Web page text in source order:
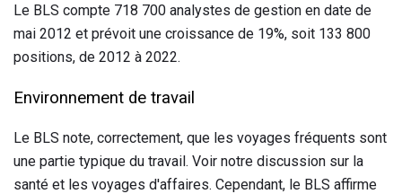
Le BLS compte 718 700 analystes de gestion en date de
mai 2012 et prévoit une croissance de 19%, soit 133 800
positions, de 2012 à 2022.
Environnement de travail
Le BLS note, correctement, que les voyages fréquents sont
une partie typique du travail. Voir notre discussion sur la
santé et les voyages d'affaires. Cependant, le BLS affirme